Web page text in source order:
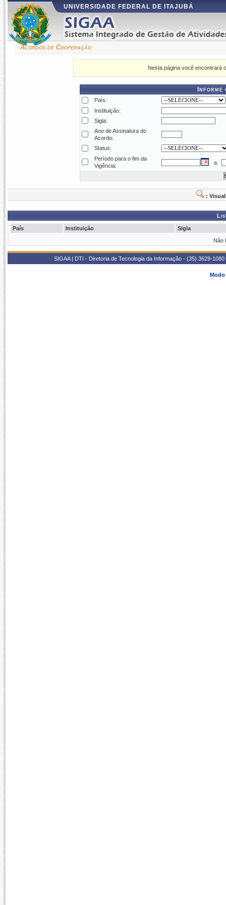
UNIVERSIDADE FEDERAL DE ITAJUBÁ
Acordos de Cooperação
Nesta página você encontrará
País:
Instituição:
Sigla:
Ano de Assinatura do
Acordo:
Status:
Período para o fim da
Vigência:
a
:
País Instituição
Sigla
Não
SIGAA | DTI - Diretoria de Tecnologia da Informação - (35) 3629-
Modo